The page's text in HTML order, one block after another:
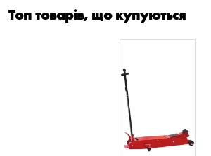
Топ товарів, що купуються